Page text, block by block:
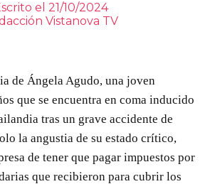
el 21/10/2024
Vistanova TV
de Ángela Agudo, una joven
que se encuentra en coma inducido
tras un grave accidente de
la angustia de su estado crítico,
de tener que pagar impuestos por
que recibieron para cubrir los